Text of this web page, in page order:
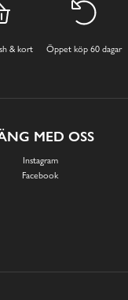
& kort Öppet köp 60 dagar
MED OSS
Instagram
Facebook